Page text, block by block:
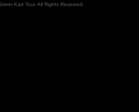
Kart Tour. All Rights Reserved.